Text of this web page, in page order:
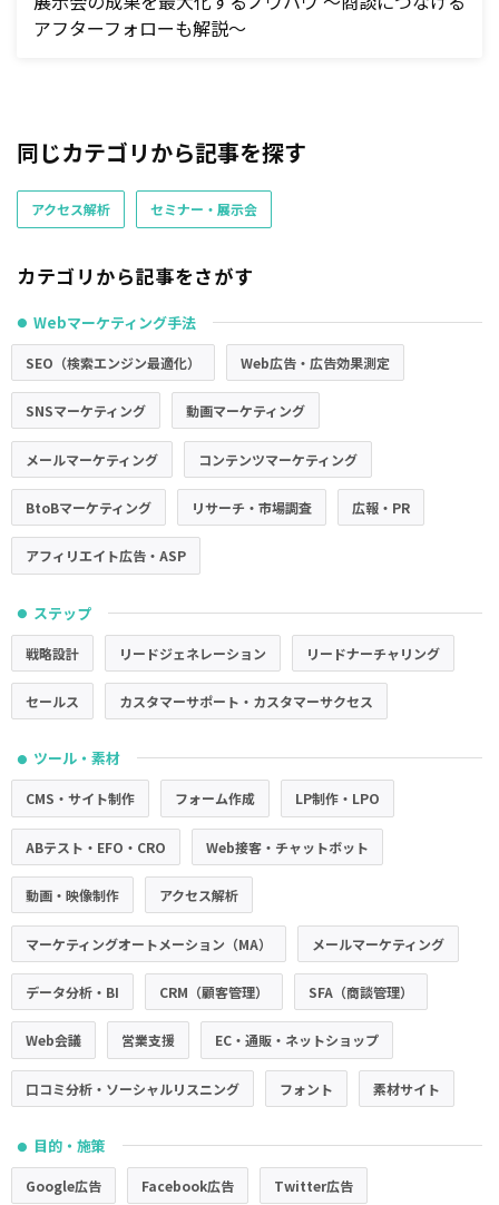
アフターフォローも解説～
同じカテゴリから記事を探す
アクセス解析 セミナー・展示会
カテゴリから記事をさがす
● Webマーケティング手法
SEO（検索エンジン最適化） Web広告・広告効果測定
SNSマーケティング 動画マーケティング
メールマーケティング コンテンツマーケティング
BtoBマーケティング リサーチ・市場調査 広報・PR
アフィリエイト広告・ASP
● ステップ
戦略設計 リードジェネレーション リードナーチャリング
セールス カスタマーサポート・カスタマーサクセス
● ツール・素材
CMS・サイト制作 フォーム作成 LP制作・LPO
ABテスト・EFO・CRO Web接客・チャットボット
動画・映像制作 アクセス解析
マーケティングオートメーション（MA） メールマーケティング
データ分析・BI CRM（顧客管理） SFA（商談管理）
Web会議 営業支援 EC・通販・ネットショップ
口コミ分析・ソーシャルリスニング フォント 素材サイト
● 目的・施策
Google広告 Facebook広告 Twitter広告